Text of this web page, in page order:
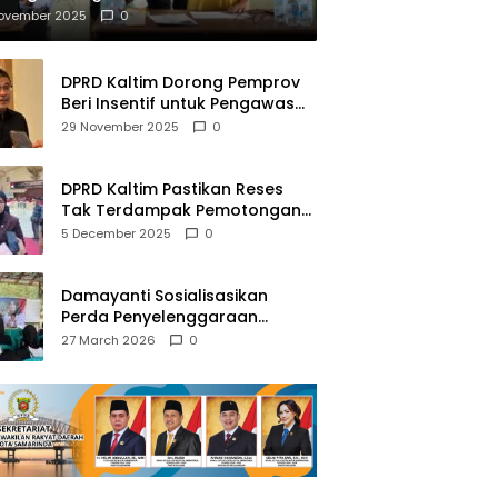
NAPZA
2025 0
DPRD Kaltim Dorong Pemprov
Beri Insentif untuk Pengawas
Madrasah dan Pendidikan
29 November 2025 0
DPRD Kaltim Pastikan Reses
Tak Terdampak Pemotongan
Transfer Dana Pusat
5 December 2025 0
Damayanti Sosialisasikan
Perda Penyelenggaraan
Pendidikan Pancasila dan
27 March 2026 0